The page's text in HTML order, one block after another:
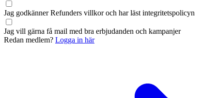
Jag godkänner Refunders villkoroch har läst integritetspolicyn
Jag vill gärna få mail med bra erbjudanden och kampanjer
Redan medlem? Logga in här